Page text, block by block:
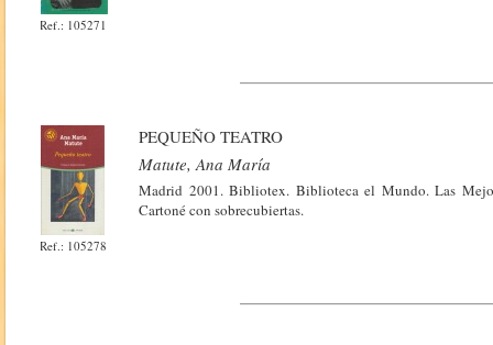
Ref.: 105271
Ref.: 105278
PEQUEÑO TEATRO
Matute, Ana María
Madrid 2001. Bibliotex. Biblioteca el Mundo. Las
Cartoné con sobrecubiertas.